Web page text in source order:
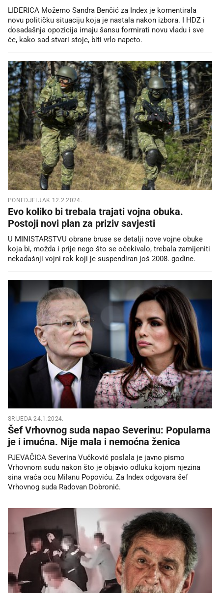
LIDERICA Možemo Sandra Benčić za Index je komentirala
novu političku situaciju koja je nastala nakon izbora. I HDZ i
dosadašnja opozicija imaju šansu formirati novu vladu i sve
će, kako sad stvari stoje, biti vrlo napeto.
PONEDJELJAK 12.2.2024.
Evo koliko bi trebala trajati vojna obuka.
Postoji novi plan za priziv savjesti
U MINISTARSTVU obrane bruse se detalji nove vojne obuke
koja bi, možda i prije nego što se očekivalo, trebala zamijeniti
nekadašnji vojni rok koji je suspendiran još 2008. godine.
SRIJEDA 24.1.2024.
Šef Vrhovnog suda napao Severinu: Popularna
je i imućna. Nije mala i nemoćna ženica
PJEVAČICA Severina Vučković poslala je javno pismo
Vrhovnom sudu nakon što je objavio odluku kojom njezina
sina vraća ocu Milanu Popoviću. Za Index odgovara šef
Vrhovnog suda Radovan Dobronić.